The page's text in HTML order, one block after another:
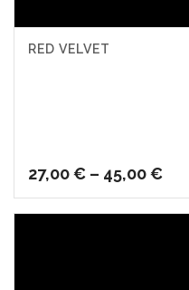
RED VELVET
27,00€ – 45,00€